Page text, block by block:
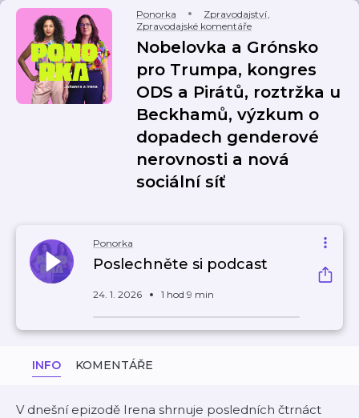
Ponorka Zpravodajství,
Zpravodajské komentáře
Nobelovka a Grónsko
pro Trumpa, kongres
ODS a Pirátů, roztržka u
Beckhamů, výzkum o
dopadech genderové
nerovnosti a nová
sociální síť
Ponorka
Poslechněte si podcast
24. 1. 2026 1 hod 9 min
INFO KOMENTÁŘE
V dnešní epizodě Irena shrnuje posledních čtrnáct